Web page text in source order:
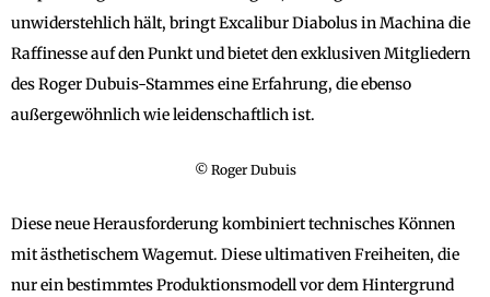
unwiderstehlich hält, bringt Excalibur Diabolus in Machina die
Raffinesse auf den Punkt und bietet den exklusiven Mitgliedern
des Roger Dubuis-Stammes eine Erfahrung, die ebenso
außergewöhnlich wie leidenschaftlich ist.
© Roger Dubuis
Diese neue Herausforderung kombiniert technisches Können
mit ästhetischem Wagemut. Diese ultimativen Freiheiten, die
nur ein bestimmtes Produktionsmodell vor dem Hintergrund